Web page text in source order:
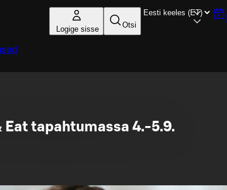
Logige sisse Otsi
tapahtumassa 4.-5.9.